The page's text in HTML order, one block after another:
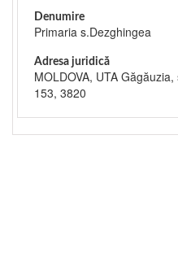
Denumire
Primaria s.Dezghingea
Adresa juridică
MOLDOVA, UTA
153, 3820